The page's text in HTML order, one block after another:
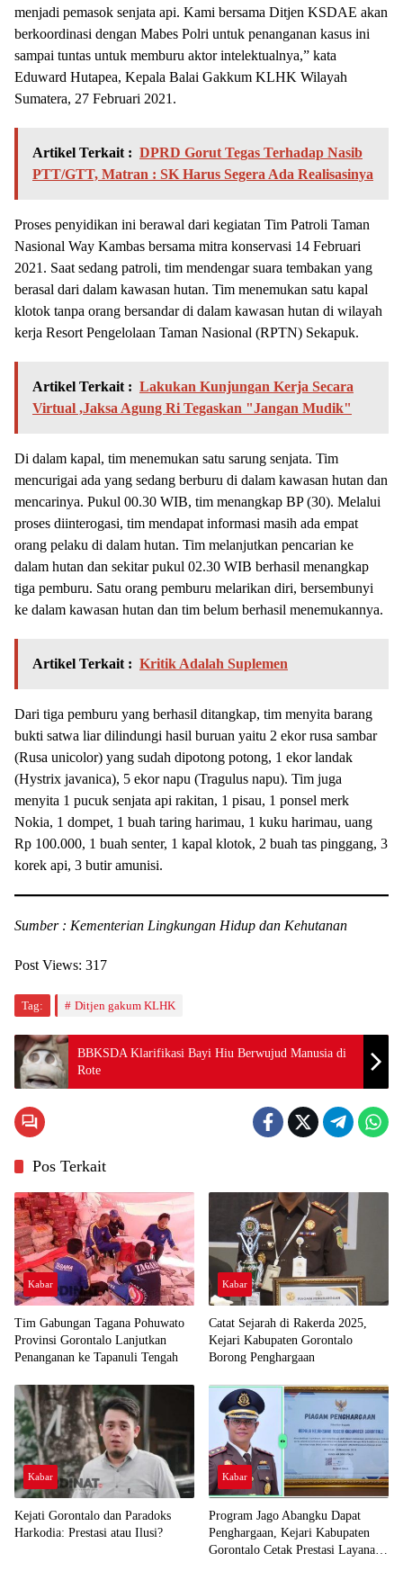
menjadi pemasok senjata api. Kami bersama Ditjen KSDAE akan
berkoordinasi dengan Mabes Polri untuk penanganan kasus ini
sampai tuntas untuk memburu aktor intelektualnya,” kata
Eduward Hutapea, Kepala Balai Gakkum KLHK Wilayah
Sumatera, 27 Februari 2021.
Artikel Terkait : DPRD Gorut Tegas Terhadap Nasib
PTT/GTT, Matran : SK Harus Segera Ada Realisasinya
Proses penyidikan ini berawal dari kegiatan Tim Patroli Taman
Nasional Way Kambas bersama mitra konservasi 14 Februari
2021. Saat sedang patroli, tim mendengar suara tembakan yang
berasal dari dalam kawasan hutan. Tim menemukan satu kapal
klotok tanpa orang bersandar di dalam kawasan hutan di wilayah
kerja Resort Pengelolaan Taman Nasional (RPTN) Sekapuk.
Artikel Terkait : Lakukan Kunjungan Kerja Secara
Virtual ,Jaksa Agung Ri Tegaskan "Jangan Mudik"
Di dalam kapal, tim menemukan satu sarung senjata. Tim
mencurigai ada yang sedang berburu di dalam kawasan hutan dan
mencarinya. Pukul 00.30 WIB, tim menangkap BP (30). Melalui
proses diinterogasi, tim mendapat informasi masih ada empat
orang pelaku di dalam hutan. Tim melanjutkan pencarian ke
dalam hutan dan sekitar pukul 02.30 WIB berhasil menangkap
tiga pemburu. Satu orang pemburu melarikan diri, bersembunyi
ke dalam kawasan hutan dan tim belum berhasil menemukannya.
Artikel Terkait : Kritik Adalah Suplemen
Dari tiga pemburu yang berhasil ditangkap, tim menyita barang
bukti satwa liar dilindungi hasil buruan yaitu 2 ekor rusa sambar
(Rusa unicolor) yang sudah dipotong potong, 1 ekor landak
(Hystrix javanica), 5 ekor napu (Tragulus napu). Tim juga
menyita 1 pucuk senjata api rakitan, 1 pisau, 1 ponsel merk
Nokia, 1 dompet, 1 buah taring harimau, 1 kuku harimau, uang
Rp 100.000, 1 buah senter, 1 kapal klotok, 2 buah tas pinggang, 3
korek api, 3 butir amunisi.
Sumber : Kementerian Lingkungan Hidup dan Kehutanan
Post Views: 317
Tag: Ditjen gakum KLHK
BBKSDA Klarifikasi Bayi Hiu Berwujud Manusia di
Rote
Pos Terkait
Kabar
Tim Gabungan Tagana Pohuwato
Provinsi Gorontalo Lanjutkan
Penanganan ke Tapanuli Tengah
Kabar
Catat Sejarah di Rakerda 2025,
Kejari Kabupaten Gorontalo
Borong Penghargaan
Kabar
Kejati Gorontalo dan Paradoks
Harkodia: Prestasi atau Ilusi?
Kabar
Program Jago Abangku Dapat
Penghargaan, Kejari Kabupaten
Gorontalo Cetak Prestasi Layanan